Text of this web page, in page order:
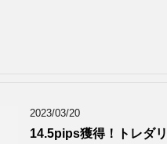
2023/03/20
14.5pips獲得！トレダリ